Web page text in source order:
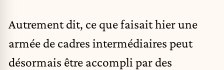
Autrement dit, ce que faisait hier une
armée de cadres intermédiaires peut
désormais être accompli par des